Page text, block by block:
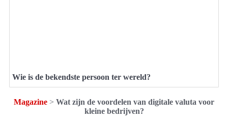
Wie is de bekendste persoon ter wereld?
Magazine > Wat zijn de voordelen van digitale valuta voor
kleine bedrijven?